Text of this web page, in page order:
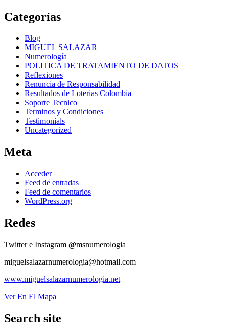
Categorías
Blog
MIGUEL SALAZAR
Numerología
POLITICA DE TRATAMIENTO DE DATOS
Reflexiones
Renuncia de Responsabilidad
Resultados de Loterias Colombia
Soporte Tecnico
Terminos y Condiciones
Testimonials
Uncategorized
Meta
Acceder
Feed de entradas
Feed de comentarios
WordPress.org
Redes
Twitter e Instagram @msnumerologia
miguelsalazarnumerologia@hotmail.com
www.miguelsalazarnumerologia.net
Ver En El Mapa
Search site